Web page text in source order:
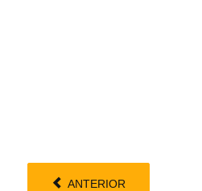
ANTERIOR